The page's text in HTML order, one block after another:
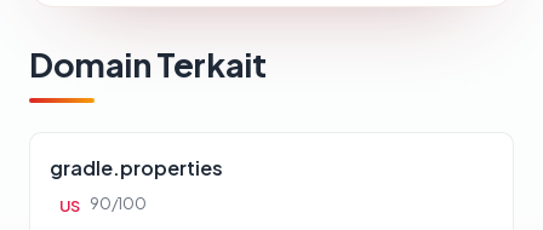
Domain Terkait
gradle.properties
US 90/100